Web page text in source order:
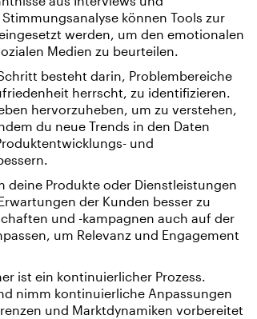
können Tools zur
werden, um den emotionalen
Medien zu beurteilen.
besteht darin, Problembereiche
herrscht, zu identifizieren.
hervorzuheben, um zu verstehen,
du neue Trends in den Daten
und
deine Produkte oder Dienstleistungen
der Kunden besser zu
und -kampagnen auch auf der
um Relevanz und Engagement
ist ein kontinuierlicher Prozess.
nimm kontinuierliche Anpassungen
und Marktdynamiken vorbereitet